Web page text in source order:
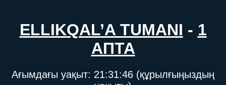
ELLIKQAL’A TUMANI - 1
АПТА
Ағымдағы уақыт: 21:31:46 (құрылғыңыздың